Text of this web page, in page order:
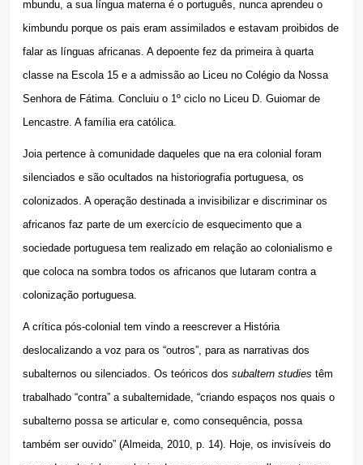
mbundu, a sua língua materna é o português, nunca aprendeu o
kimbundu porque os pais eram assimilados e estavam proibidos de
falar as línguas africanas. A depoente fez da primeira à quarta
classe na Escola 15 e a admissão ao Liceu no Colégio da Nossa
Senhora de Fátima. Concluiu o 1º ciclo no Liceu D. Guiomar de
Lencastre. A família era católica.
Joia pertence à comunidade daqueles que na era colonial foram
silenciados e são ocultados na historiografia portuguesa, os
colonizados. A operação destinada a invisibilizar e discriminar os
africanos faz parte de um exercício de esquecimento que a
sociedade portuguesa tem realizado em relação ao colonialismo e
que coloca na sombra todos os africanos que lutaram contra a
colonização portuguesa.
A crítica pós-colonial tem vindo a reescrever a História
deslocalizando a voz para os “outros”, para as narrativas dos
subalternos ou silenciados. Os teóricos dos subaltern studies têm
trabalhado “contra” a subalternidade, “criando espaços nos quais o
subalterno possa se articular e, como consequência, possa
também ser ouvido” (Almeida, 2010, p. 14). Hoje, os invisíveis do